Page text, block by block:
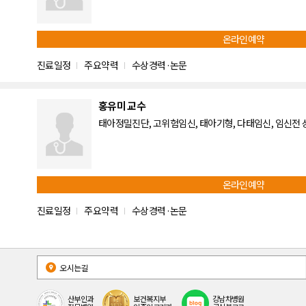
온라인예약
진료일정
주요약력 수상경력·논문
홍유미 교수
태아정밀진단, 고위험임신, 태아기형, 다태임신, 임신전
온라인예약
진료일정
주요약력 수상경력·논문
오시는길
산부인과 보건복지부 강남차병원